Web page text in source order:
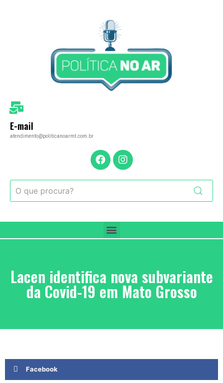
E-mail
atendimento@politicanoarmt.com.br
Lacen identifica nova subvariante
da Covid-19 em Mato Grosso
Facebook